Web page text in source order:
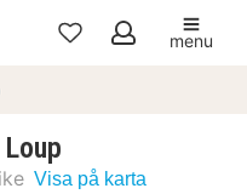
Mina
menu
Visa på karta